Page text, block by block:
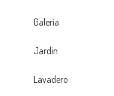
Galería
Jardín
Lavadero